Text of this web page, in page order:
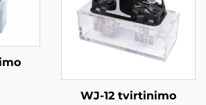
WJ-12 tvirtinimo